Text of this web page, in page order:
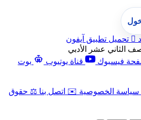
 تحميل تطبيق آيفون
الثاني عشر الأدبي
فيسبوك قناة يوتيوب
بوت
سياسة الخصوصية ✉️ اتصل بنا ⚖️ حقوق